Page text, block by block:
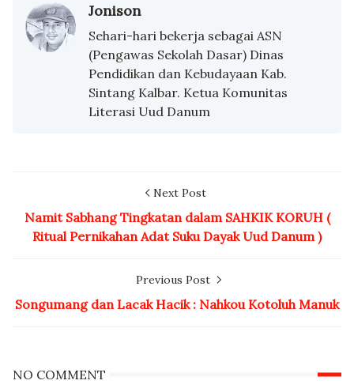
Jonison
Sehari-hari bekerja sebagai ASN
(Pengawas Sekolah Dasar) Dinas
Pendidikan dan Kebudayaan Kab.
Sintang Kalbar. Ketua Komunitas
Literasi Uud Danum
Next Post
Namit Sabhang Tingkatan dalam SAHKIK KORUH (
Ritual Pernikahan Adat Suku Dayak Uud Danum )
Previous Post
Songumang dan Lacak Hacik : Nahkou Kotoluh Manuk
NO COMMENT